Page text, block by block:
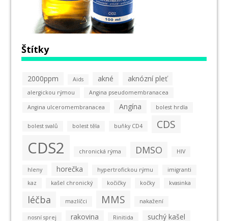
Štítky
2000ppm Aids akné aknózní pleť
alergickou rýmou Angina pseudomembranacea
Angina ulceromembranacea Angína bolest hrdla
bolest svalů bolest těla buňky CD4 CDS
CDS2 chronická rýma DMSO HIV
hleny horečka hypertrofickou rýmu
imigranti
kaz
kašel chronický kočičky kočky kvasinka
léčba mazlíčci MMS nakažení
nosní sprej rakovina Rinitida
suchý kašel